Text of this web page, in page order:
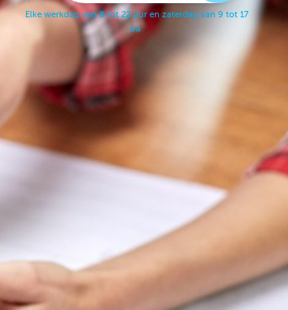
Elke werkdag van 8 tot 22 uur en zaterdag van 9 tot 17
uur.